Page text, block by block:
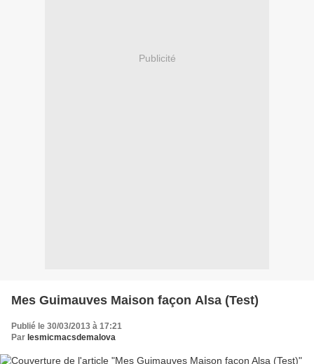
Publicité
Mes Guimauves Maison façon Alsa (Test)
Publié le 30/03/2013 à 17:21
Par lesmicmacsdemalova